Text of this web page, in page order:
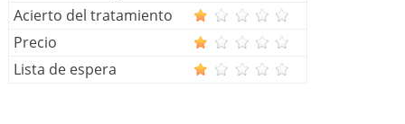
Acierto del tratamiento
Precio
Lista de espera